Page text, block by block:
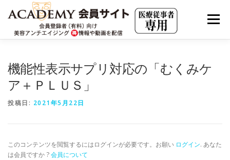
メニュー
機能性表示サプリ対応の「むくみケ
ア＋ＰＬＵＳ」
投稿日: 2021年5月22日
このコンテンツを閲覧するにはログインが必要です。お願い ログイン. あなた
は会員ですか ?会員について